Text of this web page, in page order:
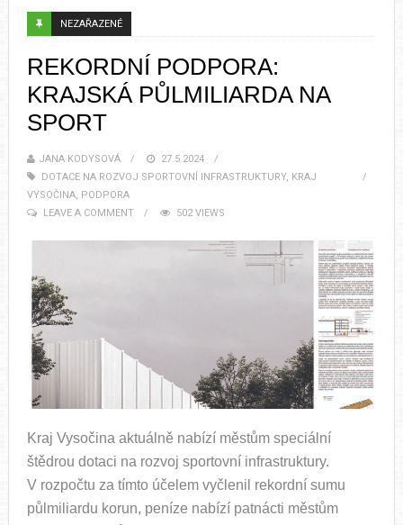
NEZAŘAZENÉ
REKORDNÍ PODPORA:
KRAJSKÁ PŮLMILIARDA NA
SPORT
JANA KODYSOVÁ
27.5.2024
DOTACE NA ROZVOJ SPORTOVNÍ INFRASTRUKTURY, KRAJ
VYSOČINA, PODPORA
LEAVE A COMMENT
502 VIEWS
Kraj Vysočina aktuálně nabízí městům speciální
štědrou dotaci na rozvoj sportovní infrastruktury.
V rozpočtu za tímto účelem vyčlenil rekordní sumu
půlmiliardu korun, peníze nabízí patnácti městům